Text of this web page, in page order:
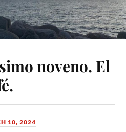
noveno. El
10, 2024